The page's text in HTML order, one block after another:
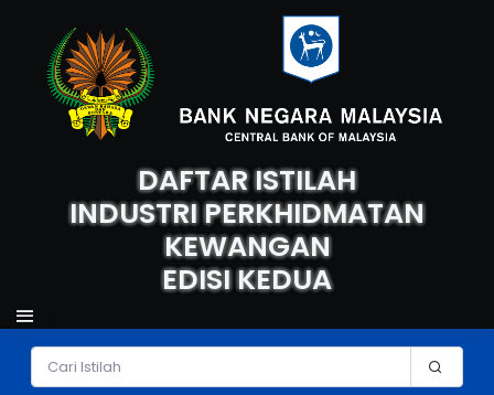
DAFTAR ISTILAH
INDUSTRI PERKHIDMATAN
KEWANGAN
EDISI KEDUA